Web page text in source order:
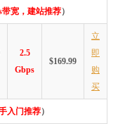
宽，建站推荐）
2.5
Gbps
$169.99
立
即
购
买
入门推荐）